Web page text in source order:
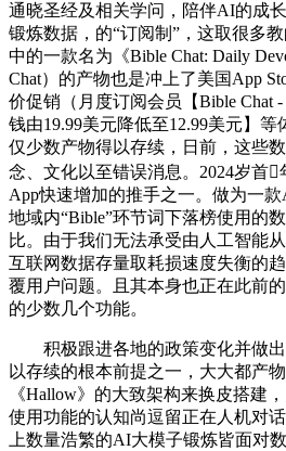
通晓圣经及相关学问，陪伴AI的成
锻炼数据，的“订阅制”，这取很多
中的一款名为《Bible Chat: Daily
Chat）的产物也是冲上了美国App
价促销（月度订阅会员【Bible Chat -
钱由19.99美元降低至12.99美元】等
仅少数产物得以存续，日前，这些
念、文化以至错误消息。2024岁首
App快速增加的推手之一。做为一
地域内“Bible”环节词下落榜使用的
比。由于我们无法承受由人工智能
互联网数据存量取耗损速度失衡的
覆用户问题。且其本身也正在此前
的少数几个功能。
积极跟进各地的政策变化并做出
以存续的根本前提之一，大大都产
《Hallow》的大致架构来换皮搭建
使用功能的认知尚逗留正在人机对
上数量浩繁的AI大模子锻炼皆面对